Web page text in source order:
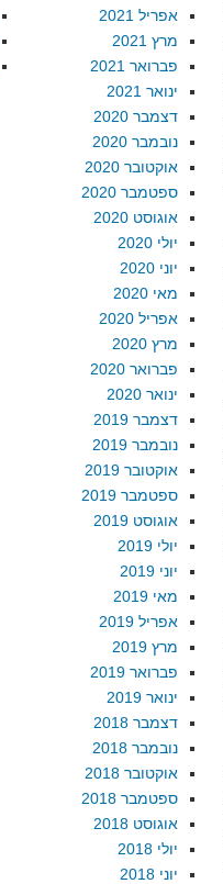
אפריל 2021
מרץ 2021
פברואר 2021
ינואר 2021
דצמבר 2020
נובמבר 2020
אוקטובר 2020
ספטמבר 2020
אוגוסט 2020
יולי 2020
יוני 2020
מאי 2020
אפריל 2020
מרץ 2020
פברואר 2020
ינואר 2020
דצמבר 2019
נובמבר 2019
אוקטובר 2019
ספטמבר 2019
אוגוסט 2019
יולי 2019
יוני 2019
מאי 2019
אפריל 2019
מרץ 2019
פברואר 2019
ינואר 2019
דצמבר 2018
נובמבר 2018
אוקטובר 2018
ספטמבר 2018
אוגוסט 2018
יולי 2018
יוני 2018